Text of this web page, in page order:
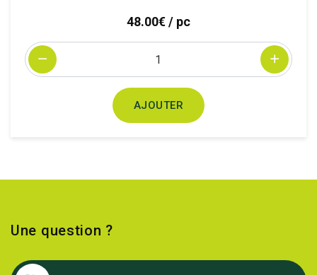
48.00€ / pc
Quantité
AJOUTER
Une question ?